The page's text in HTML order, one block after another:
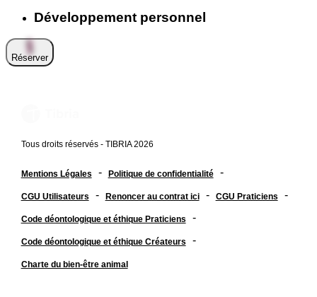
Développement personnel
Réserver
Tous droits réservés - TIBRIA 2026
Mentions Légales - Politique de confidentialité -
CGU Utilisateurs - Renoncer au contrat ici - CGU Praticiens -
Code déontologique et éthique Praticiens -
Code déontologique et éthique Créateurs -
Charte du bien-être animal